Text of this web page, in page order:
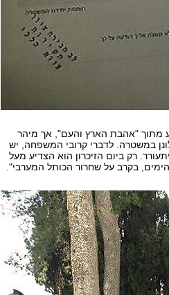
מתוך "אהבת הארץ והעם", אך מיהר
במשטרה. לדברי קרובי המשפחה, יש
רק ביום הזיכרון הוא הצדיע מעל
בקרב על שחרור הכותל המערבי".